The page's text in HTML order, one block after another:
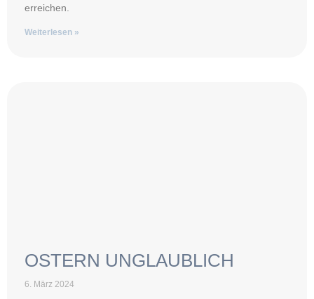
erreichen.
Weiterlesen »
OSTERN UNGLAUBLICH
6. März 2024